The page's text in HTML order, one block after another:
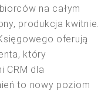
na całym
produkcja kwitnie.
oferują
który
CRM dla
to nowy poziom